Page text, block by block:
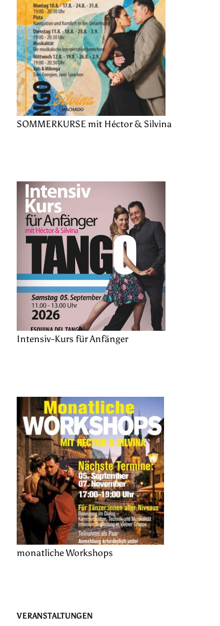
SOMMERKURSE mit Héctor & Silvina
Intensiv-Kurs für Anfänger
monatliche Workshops
VERANSTALTUNGEN